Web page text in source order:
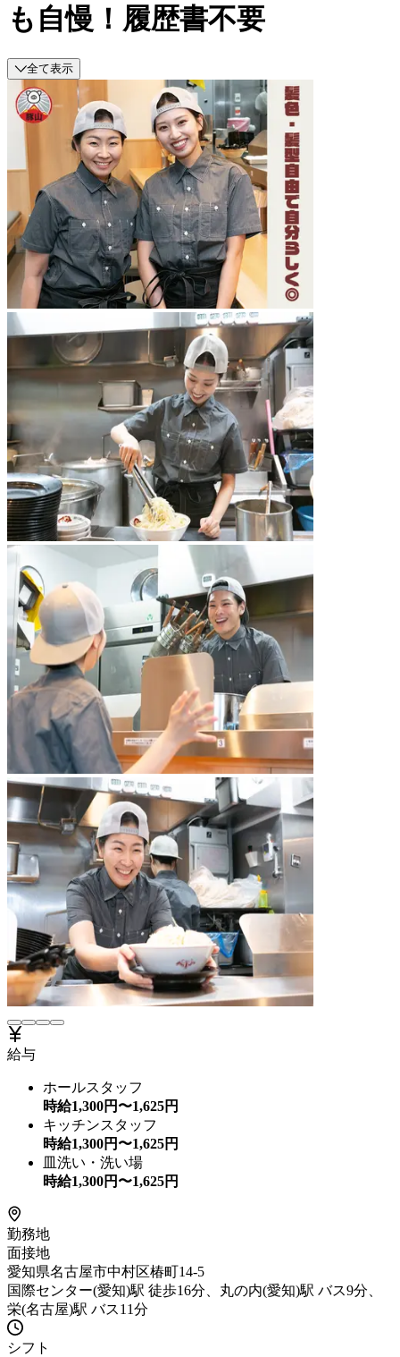
も自慢！履歴書不要
全て表示
給与
ホールスタッフ
時給1,300円〜1,625円
キッチンスタッフ
時給1,300円〜1,625円
皿洗い・洗い場
時給1,300円〜1,625円
勤務地
面接地
愛知県名古屋市中村区椿町14-5
国際センター(愛知)駅 徒歩16分、丸の内(愛知)駅 バス9分、
栄(名古屋)駅 バス11分
シフト